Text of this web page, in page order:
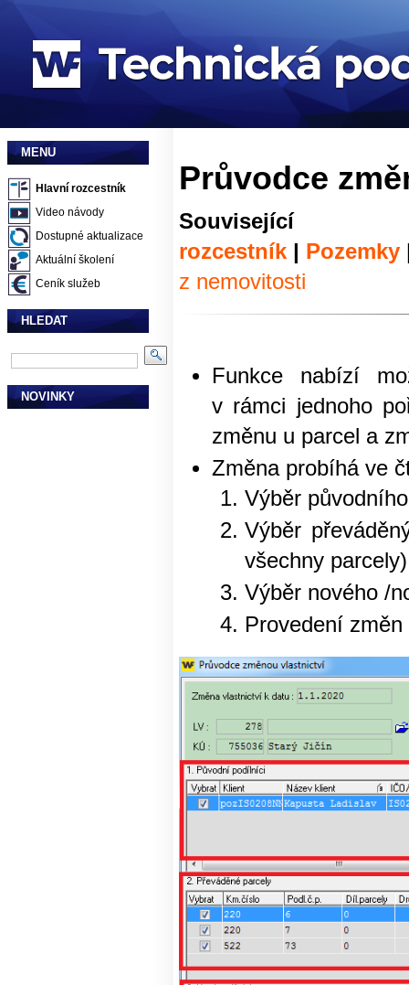
MENU
Hlavní rozcestník
Video návody
Dostupné aktualizace
Aktuální školení
Ceník služeb
HLEDAT
NOVINKY
Průvodce
rozcestník | Pozemky
z nemovitosti
Funkce nabízí
v rámci jednoho
změnu u parcel a
Změna probíhá ve
Výběr
Výběr
všechny parcely)
Výběr nového /
Provedení